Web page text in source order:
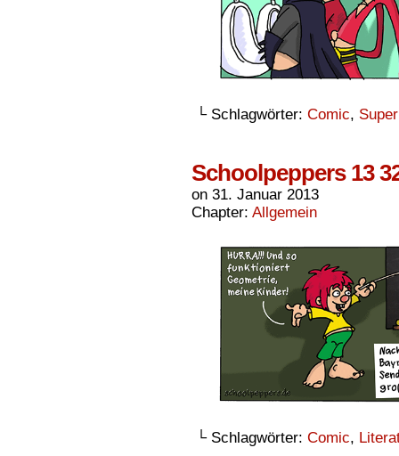
└ Schlagwörter: Comic,
Schoolpeppers 13
on 31. Januar 2013
Chapter: Allgemein
└ Schlagwörter: Comic,